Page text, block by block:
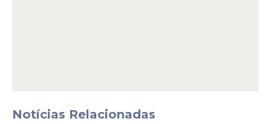
Notícias Relacionadas